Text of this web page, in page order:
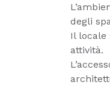
degli
Il locale
attività.